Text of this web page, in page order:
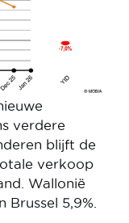
verdere
blijft de
verkoop
Wallonië
Brussel 5,9%.